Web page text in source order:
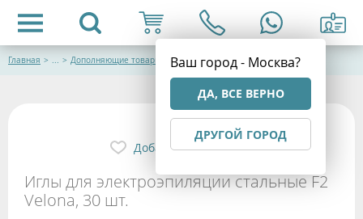
Ваш город - Москва?
ДА, ВСЕ ВЕРНО
ДРУГОЙ ГОРОД
Главная > ... > Дополняющие товары
Иглы для электроэпиляции стальные F2
Velona, 30 шт.
Добавить в избранное